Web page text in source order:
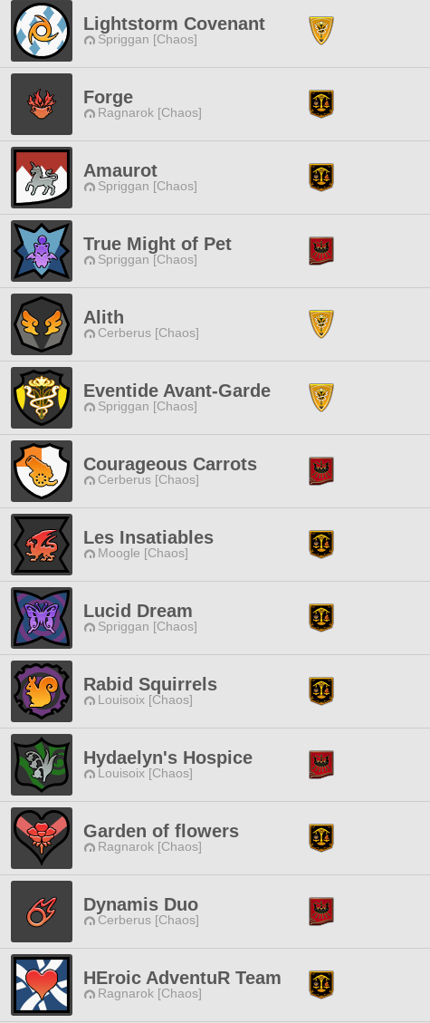
Lightstorm Covenant
Spriggan [Chaos]
Forge
Ragnarok [Chaos]
Amaurot
Spriggan [Chaos]
True Might of Pet
Spriggan [Chaos]
Alith
Cerberus [Chaos]
Eventide Avant-Garde
Spriggan [Chaos]
Courageous Carrots
Cerberus [Chaos]
Les Insatiables
Moogle [Chaos]
Lucid Dream
Spriggan [Chaos]
Rabid Squirrels
Louisoix [Chaos]
Hydaelyn's Hospice
Louisoix [Chaos]
Garden of flowers
Ragnarok [Chaos]
Dynamis Duo
Cerberus [Chaos]
HEroic AdventuR Team
Ragnarok [Chaos]